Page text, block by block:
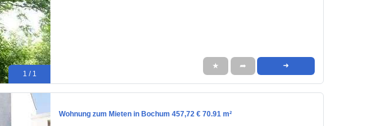
1 / 1
★ ➦ ➜
Wohnung zum Mieten in Bochum 457,72 € 70.91 m²